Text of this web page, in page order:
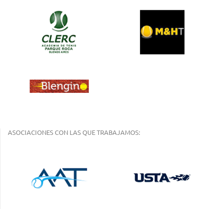
ASOCIACIONES CON LAS QUE TRABAJAMOS: